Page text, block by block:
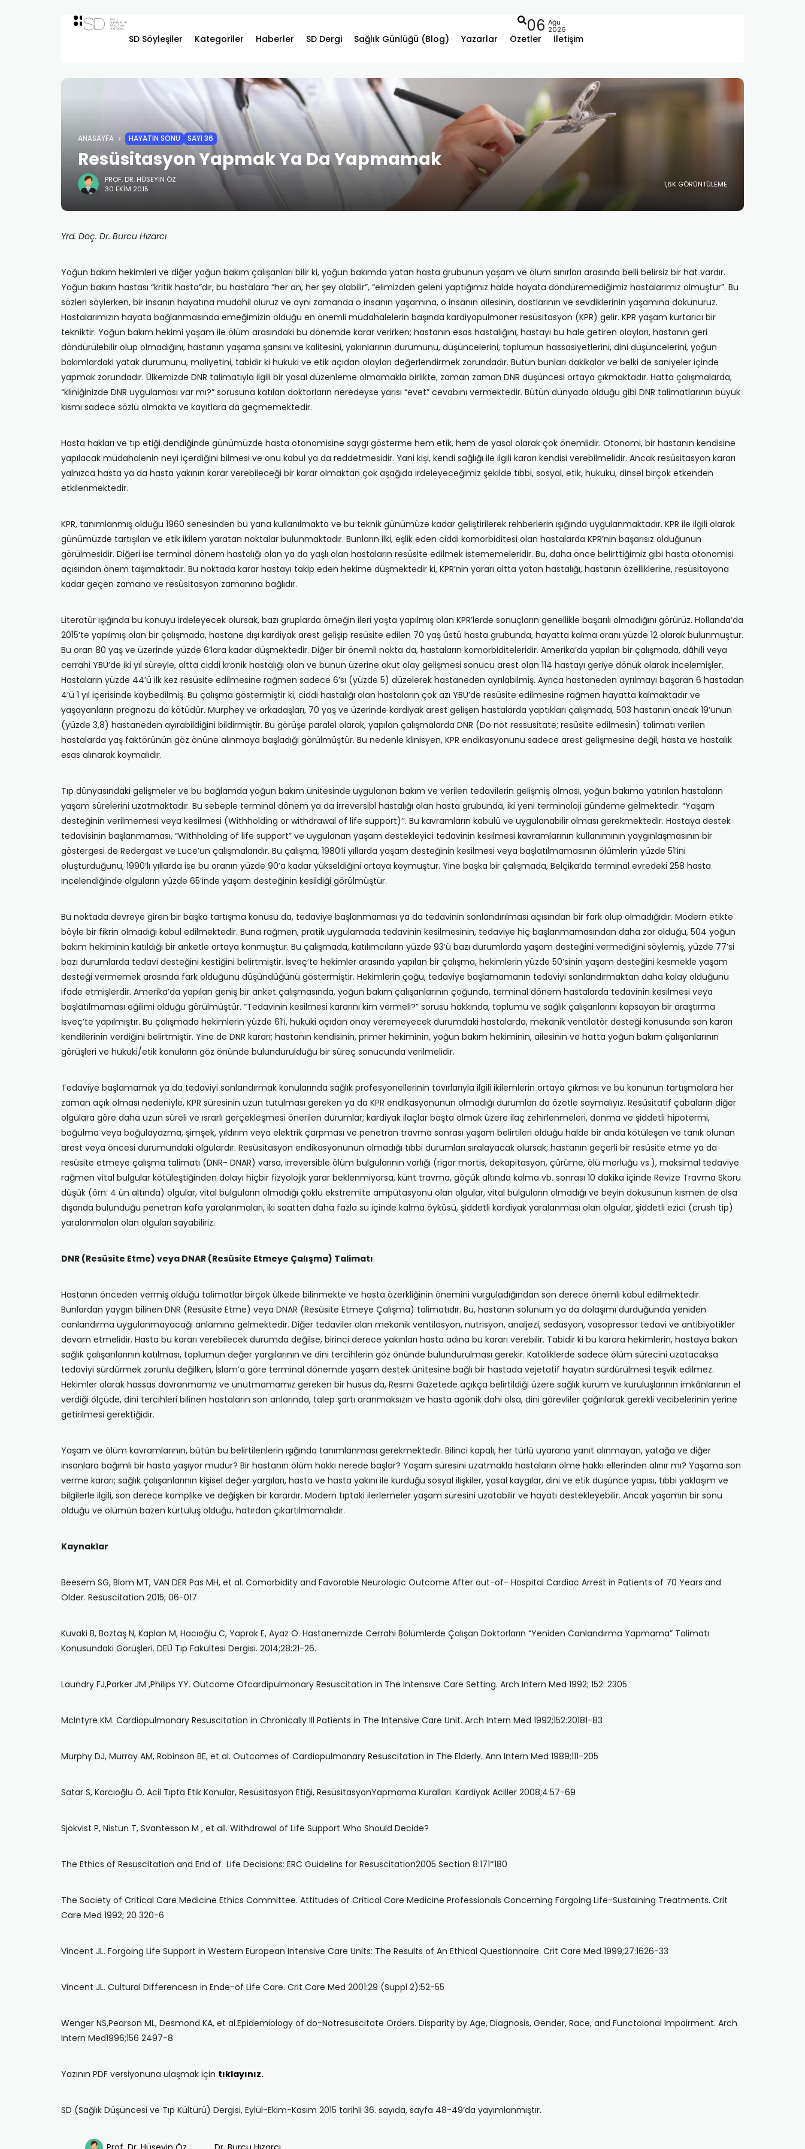
SD Söyleşiler Kategoriler Haberler SD Dergi Sağlık Günlüğü (Blog) Yazarlar Özetler İletişim
06 Ağu
2026
ANASAYFA HAYATIN SONU SAYI 36
Resüsitasyon Yapmak Ya Da Yapmamak
PROF. DR. HÜSEYIN ÖZ
30 EKIM 2015
1,6K GÖRÜNTÜLEME
Yrd. Doç. Dr. Burcu Hızarcı
Yoğun bakım hekimleri ve diğer yoğun bakım çalışanları bilir ki, yoğun bakımda yatan hasta grubunun yaşam ve ölüm sınırları arasında belli belirsiz bir hat vardır.
Yoğun bakım hastası “kritik hasta”dır, bu hastalara “her an, her şey olabilir”, “elimizden geleni yaptığımız halde hayata döndüremediğimiz hastalarımız olmuştur”. Bu
sözleri söylerken, bir insanın hayatına müdahil oluruz ve aynı zamanda o insanın yaşamına, o insanın ailesinin, dostlarının ve sevdiklerinin yaşamına dokunuruz.
Hastalarımızın hayata bağlanmasında emeğimizin olduğu en önemli müdahalelerin başında kardiyopulmoner resüsitasyon (KPR) gelir. KPR yaşam kurtarıcı bir
tekniktir. Yoğun bakım hekimi yaşam ile ölüm arasındaki bu dönemde karar verirken; hastanın esas hastalığını, hastayı bu hale getiren olayları, hastanın geri
döndürülebilir olup olmadığını, hastanın yaşama şansını ve kalitesini, yakınlarının durumunu, düşüncelerini, toplumun hassasiyetlerini, dini düşüncelerini, yoğun
bakımlardaki yatak durumunu, maliyetini, tabidir ki hukuki ve etik açıdan olayları değerlendirmek zorundadır. Bütün bunları dakikalar ve belki de saniyeler içinde
yapmak zorundadır. Ülkemizde DNR talimatıyla ilgili bir yasal düzenleme olmamakla birlikte, zaman zaman DNR düşüncesi ortaya çıkmaktadır. Hatta çalışmalarda,
“kliniğinizde DNR uygulaması var mı?” sorusuna katılan doktorların neredeyse yarısı “evet” cevabını vermektedir. Bütün dünyada olduğu gibi DNR talimatlarının büyük
kısmı sadece sözlü olmakta ve kayıtlara da geçmemektedir.
Hasta hakları ve tıp etiği dendiğinde günümüzde hasta otonomisine saygı gösterme hem etik, hem de yasal olarak çok önemlidir. Otonomi, bir hastanın kendisine
yapılacak müdahalenin neyi içerdiğini bilmesi ve onu kabul ya da reddetmesidir. Yani kişi, kendi sağlığı ile ilgili kararı kendisi verebilmelidir. Ancak resüsitasyon kararı
yalnızca hasta ya da hasta yakının karar verebileceği bir karar olmaktan çok aşağıda irdeleyeceğimiz şekilde tıbbi, sosyal, etik, hukuku, dinsel birçok etkenden
etkilenmektedir.
KPR, tanımlanmış olduğu 1960 senesinden bu yana kullanılmakta ve bu teknik günümüze kadar geliştirilerek rehberlerin ışığında uygulanmaktadır. KPR ile ilgili olarak
günümüzde tartışılan ve etik ikilem yaratan noktalar bulunmaktadır. Bunların ilki, eşlik eden ciddi komorbiditesi olan hastalarda KPR’nin başarısız olduğunun
görülmesidir. Diğeri ise terminal dönem hastalığı olan ya da yaşlı olan hastaların resüsite edilmek istememeleridir. Bu, daha önce belirttiğimiz gibi hasta otonomisi
açısından önem taşımaktadır. Bu noktada karar hastayı takip eden hekime düşmektedir ki, KPR’nin yararı altta yatan hastalığı, hastanın özelliklerine, resüsitayona
kadar geçen zamana ve resüsitasyon zamanına bağlıdır.
Literatür ışığında bu konuyu irdeleyecek olursak, bazı gruplarda örneğin ileri yaşta yapılmış olan KPR’lerde sonuçların genellikle başarılı olmadığını görürüz. Hollanda’da
2015’te yapılmış olan bir çalışmada, hastane dışı kardiyak arest gelişip resüsite edilen 70 yaş üstü hasta grubunda, hayatta kalma oranı yüzde 12 olarak bulunmuştur.
Bu oran 80 yaş ve üzerinde yüzde 6’lara kadar düşmektedir. Diğer bir önemli nokta da, hastaların komorbiditeleridir. Amerika’da yapılan bir çalışmada, dâhili veya
cerrahi YBÜ’de iki yıl süreyle, altta ciddi kronik hastalığı olan ve bunun üzerine akut olay gelişmesi sonucu arest olan 114 hastayı geriye dönük olarak incelemişler.
Hastaların yüzde 44’ü ilk kez resüsite edilmesine rağmen sadece 6’sı (yüzde 5) düzelerek hastaneden ayrılabilmiş. Ayrıca hastaneden ayrılmayı başaran 6 hastadan
4’ü 1 yıl içerisinde kaybedilmiş. Bu çalışma göstermiştir ki, ciddi hastalığı olan hastaların çok azı YBÜ’de resüsite edilmesine rağmen hayatta kalmaktadır ve
yaşayanların prognozu da kötüdür. Murphey ve arkadaşları, 70 yaş ve üzerinde kardiyak arest gelişen hastalarda yaptıkları çalışmada, 503 hastanın ancak 19’unun
(yüzde 3,8) hastaneden ayırabildiğini bildirmiştir. Bu görüşe paralel olarak, yapılan çalışmalarda DNR (Do not ressusitate; resüsite edilmesin) talimatı verilen
hastalarda yaş faktörünün göz önüne alınmaya başladığı görülmüştür. Bu nedenle klinisyen, KPR endikasyonunu sadece arest gelişmesine değil, hasta ve hastalık
esas alınarak koymalıdır.
Tıp dünyasındaki gelişmeler ve bu bağlamda yoğun bakım ünitesinde uygulanan bakım ve verilen tedavilerin gelişmiş olması, yoğun bakıma yatırılan hastaların
yaşam sürelerini uzatmaktadır. Bu sebeple terminal dönem ya da irreversibl hastalığı olan hasta grubunda, iki yeni terminoloji gündeme gelmektedir. “Yaşam
desteğinin verilmemesi veya kesilmesi (Withholding or withdrawal of life support)’’. Bu kavramların kabulü ve uygulanabilir olması gerekmektedir. Hastaya destek
tedavisinin başlanmaması, “Withholding of life support” ve uygulanan yaşam destekleyici tedavinin kesilmesi kavramlarının kullanımının yaygınlaşmasının bir
göstergesi de Redergast ve Luce’un çalışmalarıdır. Bu çalışma, 1980’li yıllarda yaşam desteğinin kesilmesi veya başlatılmamasının ölümlerin yüzde 51’ini
oluşturduğunu, 1990’lı yıllarda ise bu oranın yüzde 90’a kadar yükseldiğini ortaya koymuştur. Yine başka bir çalışmada, Belçika’da terminal evredeki 258 hasta
incelendiğinde olguların yüzde 65’inde yaşam desteğinin kesildiği görülmüştür.
Bu noktada devreye giren bir başka tartışma konusu da, tedaviye başlanmaması ya da tedavinin sonlandırılması açısından bir fark olup olmadığıdır. Modern etikte
böyle bir fikrin olmadığı kabul edilmektedir. Buna rağmen, pratik uygulamada tedavinin kesilmesinin, tedaviye hiç başlanmamasından daha zor olduğu, 504 yoğun
bakım hekiminin katıldığı bir anketle ortaya konmuştur. Bu çalışmada, katılımcıların yüzde 93’ü bazı durumlarda yaşam desteğini vermediğini söylemiş, yüzde 77’si
bazı durumlarda tedavi desteğini kestiğini belirtmiştir. İsveç’te hekimler arasında yapılan bir çalışma, hekimlerin yüzde 50’sinin yaşam desteğini kesmekle yaşam
desteği vermemek arasında fark olduğunu düşündüğünü göstermiştir. Hekimlerin çoğu, tedaviye başlamamanın tedaviyi sonlandırmaktan daha kolay olduğunu
ifade etmişlerdir. Amerika’da yapılan geniş bir anket çalışmasında, yoğun bakım çalışanlarının çoğunda, terminal dönem hastalarda tedavinin kesilmesi veya
başlatılmaması eğilimi olduğu görülmüştür. “Tedavinin kesilmesi kararını kim vermeli?” sorusu hakkında, toplumu ve sağlık çalışanlarını kapsayan bir araştırma
İsveç’te yapılmıştır. Bu çalışmada hekimlerin yüzde 61’i, hukuki açıdan onay veremeyecek durumdaki hastalarda, mekanik ventilatör desteği konusunda son kararı
kendilerinin verdiğini belirtmiştir. Yine de DNR kararı; hastanın kendisinin, primer hekiminin, yoğun bakım hekiminin, ailesinin ve hatta yoğun bakım çalışanlarının
görüşleri ve hukuki/etik konuların göz önünde bulundurulduğu bir süreç sonucunda verilmelidir.
Tedaviye başlamamak ya da tedaviyi sonlandırmak konularında sağlık profesyonellerinin tavırlarıyla ilgili ikilemlerin ortaya çıkması ve bu konunun tartışmalara her
zaman açık olması nedeniyle, KPR süresinin uzun tutulması gereken ya da KPR endikasyonunun olmadığı durumları da özetle saymalıyız. Resüsitatif çabaların diğer
olgulara göre daha uzun süreli ve ısrarlı gerçekleşmesi önerilen durumlar; kardiyak ilaçlar başta olmak üzere ilaç zehirlenmeleri, donma ve şiddetli hipotermi,
boğulma veya boğulayazma, şimşek, yıldırım veya elektrik çarpması ve penetran travma sonrası yaşam belirtileri olduğu halde bir anda kötüleşen ve tanık olunan
arest veya öncesi durumundaki olgulardır. Resüsitasyon endikasyonunun olmadığı tıbbi durumları sıralayacak olursak; hastanın geçerli bir resüsite etme ya da
resüsite etmeye çalışma talimatı (DNR- DNAR) varsa, irreversible ölüm bulgularının varlığı (rigor mortis, dekapitasyon, çürüme, ölü morluğu vs.), maksimal tedaviye
rağmen vital bulgular kötüleştiğinden dolayı hiçbir fizyolojik yarar beklenmiyorsa, künt travma, göçük altında kalma vb. sonrası 10 dakika içinde Revize Travma Skoru
düşük (örn: 4 ün altında) olgular, vital bulguların olmadığı çoklu ekstremite ampütasyonu olan olgular, vital bulguların olmadığı ve beyin dokusunun kısmen de olsa
dışarıda bulunduğu penetran kafa yaralanmaları, iki saatten daha fazla su içinde kalma öyküsü, şiddetli kardiyak yaralanması olan olgular, şiddetli ezici (crush tip)
yaralanmaları olan olguları sayabiliriz.
DNR (Resüsite Etme) veya DNAR (Resüsite Etmeye Çalışma) Talimatı
Hastanın önceden vermiş olduğu talimatlar birçok ülkede bilinmekte ve hasta özerkliğinin önemini vurguladığından son derece önemli kabul edilmektedir.
Bunlardan yaygın bilinen DNR (Resüsite Etme) veya DNAR (Resüsite Etmeye Çalışma) talimatıdır. Bu, hastanın solunum ya da dolaşımı durduğunda yeniden
canlandırma uygulanmayacağı anlamına gelmektedir. Diğer tedaviler olan mekanik ventilasyon, nutrisyon, analjezi, sedasyon, vasopressor tedavi ve antibiyotikler
devam etmelidir. Hasta bu kararı verebilecek durumda değilse, birinci derece yakınları hasta adına bu kararı verebilir. Tabidir ki bu karara hekimlerin, hastaya bakan
sağlık çalışanlarının katılması, toplumun değer yargılarının ve dini tercihlerin göz önünde bulundurulması gerekir. Katoliklerde sadece ölüm sürecini uzatacaksa
tedaviyi sürdürmek zorunlu değilken, İslam’a göre terminal dönemde yaşam destek ünitesine bağlı bir hastada vejetatif hayatın sürdürülmesi teşvik edilmez.
Hekimler olarak hassas davranmamız ve unutmamamız gereken bir husus da, Resmi Gazetede açıkça belirtildiği üzere sağlık kurum ve kuruluşlarının imkânlarının el
verdiği ölçüde, dini tercihleri bilinen hastaların son anlarında, talep şartı aranmaksızın ve hasta agonik dahi olsa, dini görevliler çağırılarak gerekli vecibelerinin yerine
getirilmesi gerektiğidir.
Yaşam ve ölüm kavramlarının, bütün bu belirtilenlerin ışığında tanımlanması gerekmektedir. Bilinci kapalı, her türlü uyarana yanıt alınmayan, yatağa ve diğer
insanlara bağımlı bir hasta yaşıyor mudur? Bir hastanın ölüm hakkı nerede başlar? Yaşam süresini uzatmakla hastaların ölme hakkı ellerinden alınır mı? Yaşama son
verme kararı; sağlık çalışanlarının kişisel değer yargıları, hasta ve hasta yakını ile kurduğu sosyal ilişkiler, yasal kaygılar, dini ve etik düşünce yapısı, tıbbi yaklaşım ve
bilgilerle ilgili, son derece komplike ve değişken bir karardır. Modern tıptaki ilerlemeler yaşam süresini uzatabilir ve hayatı destekleyebilir. Ancak yaşamın bir sonu
olduğu ve ölümün bazen kurtuluş olduğu, hatırdan çıkartılmamalıdır.
Kaynaklar
Beesem SG, Blom MT, VAN DER Pas MH, et al. Comorbidity and Favorable Neurologic Outcome After out-of- Hospital Cardiac Arrest in Patients of 70 Years and
Older. Resuscitation 2015; 06-017
Kuvaki B, Boztaş N, Kaplan M, Hacıoğlu C, Yaprak E, Ayaz O. Hastanemizde Cerrahi Bölümlerde Çalışan Doktorların “Yeniden Canlandırma Yapmama” Talimatı
Konusundaki Görüşleri. DEÜ Tıp Fakültesi Dergisi. 2014;28:21-26.
Laundry FJ,Parker JM ,Philips YY. Outcome Ofcardipulmonary Resuscitation in The Intensıve Care Setting. Arch Intern Med 1992; 152: 2305
McIntyre KM. Cardiopulmonary Resuscitation in Chronically Ill Patients in The Intensive Care Unit. Arch Intern Med 1992;152:20181-83
Murphy DJ, Murray AM, Robinson BE, et al. Outcomes of Cardiopulmonary Resuscitation in The Elderly. Ann Intern Med 1989;111-205
Satar S, Karcıoğlu Ö. Acil Tıpta Etik Konular, Resüsitasyon Etiği, ResüsitasyonYapmama Kuralları. Kardiyak Aciller 2008;4:57-69
Sjökvist P, Nistun T, Svantesson M , et all. Withdrawal of Life Support Who Should Decide?
The Ethics of Resuscitation and End of Life Decisions: ERC Guidelins for Resuscitation2005 Section 8:171*180
The Society of Critical Care Medicine Ethics Committee. Attitudes of Critical Care Medicine Professionals Concerning Forgoing Life-Sustaining Treatments. Crit
Care Med 1992; 20 320-6
Vincent JL. Forgoing Life Support in Western European Intensive Care Units: The Results of An Ethical Questionnaire. Crit Care Med 1999;27:1626-33
Vincent JL. Cultural Differencesn in Ende-of Life Care. Crit Care Med 2001:29 (Suppl 2):52-55
Wenger NS,Pearson ML, Desmond KA, et al.Epidemiology of do-Notresuscitate Orders. Disparity by Age, Diagnosis, Gender, Race, and Functoional Impairment. Arch
Intern Med1996;156 2497-8
Yazının PDF versiyonuna ulaşmak için tıklayınız.
SD (Sağlık Düşüncesi ve Tıp Kültürü) Dergisi, Eylül-Ekim-Kasım 2015 tarihli 36. sayıda, sayfa 48-49’da yayımlanmıştır.